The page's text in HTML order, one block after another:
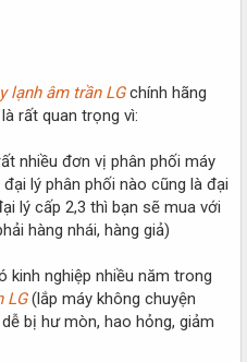
lạnh âm trần LGchính hãng
rất quan trọng vì:
nhiều đơn vị phân phối máy
lý phân phối nào cũng là đại
lý cấp 2,3 thì bạn sẽ mua với
hàng nhái, hàng giả)
kinh nghiệp nhiều năm trong
LG(lắp máy không chuyện
bị hư mòn, hao hỏng, giảm